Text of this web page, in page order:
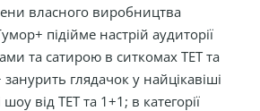
власного виробництва
підійме настрій аудиторії
та сатирою в ситкомах ТЕТ та
занурить глядачок у найцікавіші
від ТЕТ та 1+1; в категорії